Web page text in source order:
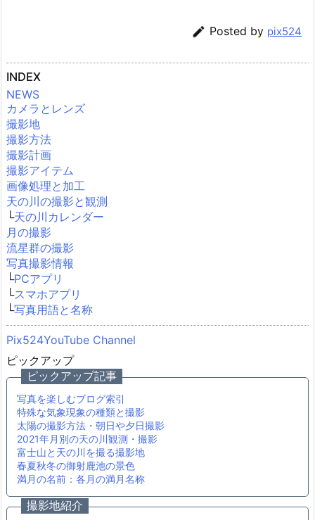
 Posted by pix524
INDEX
NEWS
カメラとレンズ
撮影地
撮影方法
撮影計画
撮影アイテム
画像処理と加工
天の川の撮影と観測
└天の川カレンダー
月の撮影
流星群の撮影
写真撮影情報
└PCアプリ
└スマホアプリ
└写真用語と名称
Pix524YouTube Channel
ピックアップ
ピックアップ記事
写真を楽しむブログ索引
特殊な気象現象の種類と撮影
太陽の撮影方法・朝日や夕日撮影
2021年月別の天の川観測・撮影
富士山と天の川を撮る撮影地
春夏秋冬の御射鹿池の景色
満月の名前：各月の満月名称
撮影地紹介